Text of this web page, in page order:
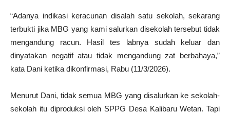
“Adanya indikasi keracunan disalah satu sekolah, sekarang
terbukti jika MBG yang kami salurkan disekolah tersebut tidak
mengandung racun. Hasil tes labnya sudah keluar dan
dinyatakan negatif atau tidak mengandung zat berbahaya,”
kata Dani ketika dikonfirmasi, Rabu (11/3/2026).
Menurut Dani, tidak semua MBG yang disalurkan ke sekolah-
sekolah itu diproduksi oleh SPPG Desa Kalibaru Wetan. Tapi